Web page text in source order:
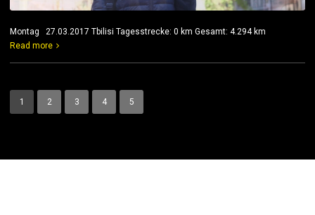
Montag 27.03.2017 Tbilisi Tagesstrecke: 0 km Gesamt: 4.294 km
Read more
1 2 3 4 5